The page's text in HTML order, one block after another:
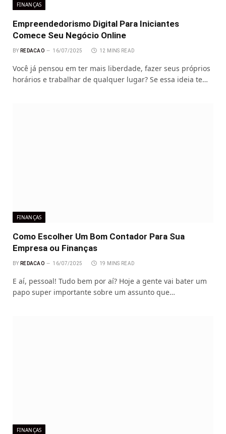
FINANÇAS
Empreendedorismo Digital Para Iniciantes
Comece Seu Negócio Online
BY REDACAO 16/07/2025 12 MINS READ
Você já pensou em ter mais liberdade, fazer seus próprios
horários e trabalhar de qualquer lugar? Se essa ideia te…
FINANÇAS
Como Escolher Um Bom Contador Para Sua
Empresa ou Finanças
BY REDACAO 16/07/2025 19 MINS READ
E aí, pessoal! Tudo bem por aí? Hoje a gente vai bater um
papo super importante sobre um assunto que…
FINANÇAS